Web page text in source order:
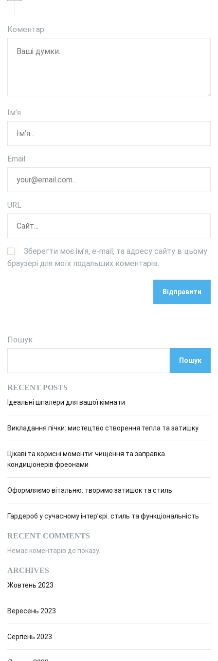
Коментар
Ім’я
Email
URL
Зберегти моє ім'я, e-mail, та адресу сайту в цьому
браузері для моїх подальших коментарів.
Пошук
Пошук
RECENT POSTS
Ідеальні шпалери для вашої кімнати
Викладання пічки: мистецтво створення тепла та затишку
Цікаві та корисні моменти: чищення та заправка
кондиціонерів фреонами
Оформляємо вітальню: творимо затишок та стиль
Гардероб у сучасному інтер’єрі: стиль та функціональність
RECENT COMMENTS
Немає коментарів до показу.
ARCHIVES
Жовтень 2023
Вересень 2023
Серпень 2023